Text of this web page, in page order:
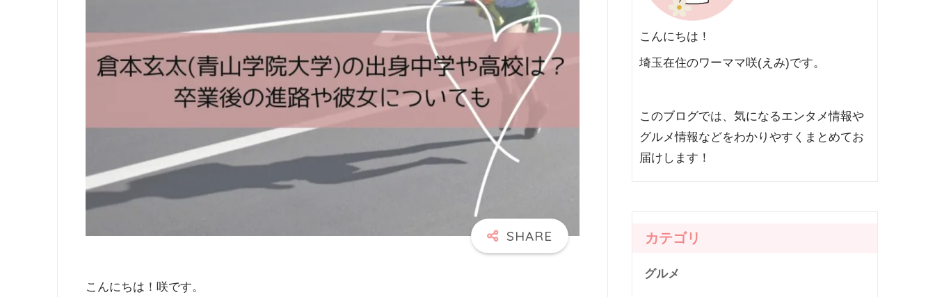
こんにちは！咲です。
こんにちは！
埼玉在住のワーママ咲(えみ)です。
このブログでは、気になるエンタメ情報や
グルメ情報などをわかりやすくまとめてお
届けします！
カテゴリ
グルメ